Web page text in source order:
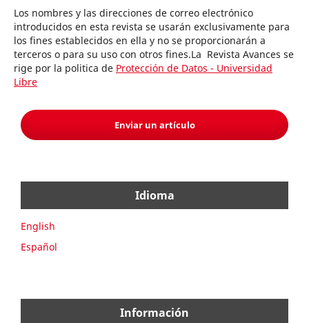
Los nombres y las direcciones de correo electrónico
introducidos en esta revista se usarán exclusivamente para
los fines establecidos en ella y no se proporcionarán a
terceros o para su uso con otros fines.La Revista Avances se
rige por la politica de Protección de Datos - Universidad
Libre
Enviar un artículo
Idioma
English
Español
Información